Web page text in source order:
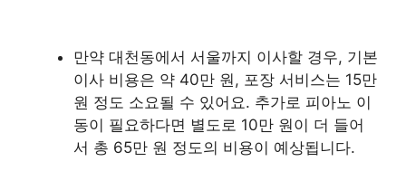
만약 대천동에서 서울까지 이사할 경우, 기본
이사 비용은 약 40만 원, 포장 서비스는 15만
원 정도 소요될 수 있어요. 추가로 피아노 이
동이 필요하다면 별도로 10만 원이 더 들어
서 총 65만 원 정도의 비용이 예상됩니다.